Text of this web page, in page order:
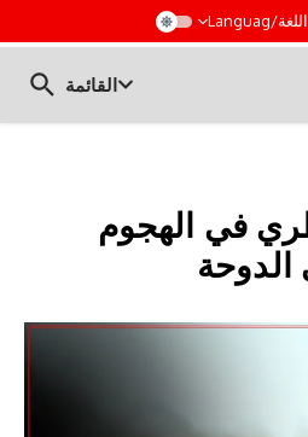
اللغة/Languag
القائمة
في الهجوم
الدوحة